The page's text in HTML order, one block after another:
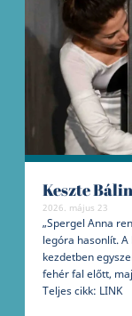
Keszte
2026. május 23
„Spergel Anna
legóra hasonlít. A
kezdetben
fehér fal előtt,
Teljes cikk: LINK